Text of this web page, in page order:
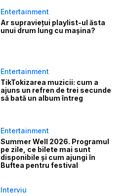
Entertainment
Ar supraviețui playlist-ul ăsta
unui drum lung cu mașina?
Entertainment
TikTokizarea muzicii: cum a
ajuns un refren de trei secunde
să bată un album întreg
Entertainment
Summer Well 2026. Programul
pe zile, ce bilete mai sunt
disponibile și cum ajungi în
Buftea pentru festival
Interviu